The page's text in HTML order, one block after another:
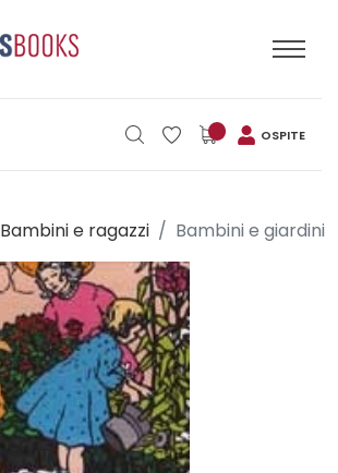
OSPITE
Bambini e ragazzi Bambini e giardini